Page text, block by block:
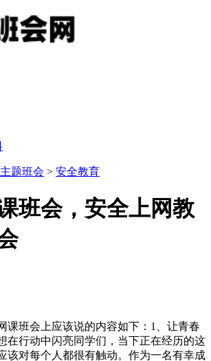
主题班会 > 安全教育
班会，安全上网教
课班会上应该说的内容如下：1、让青春
在行动中闪亮同学们，当下正在经历的这
该对每个人都很有触动。作为一名有幸成